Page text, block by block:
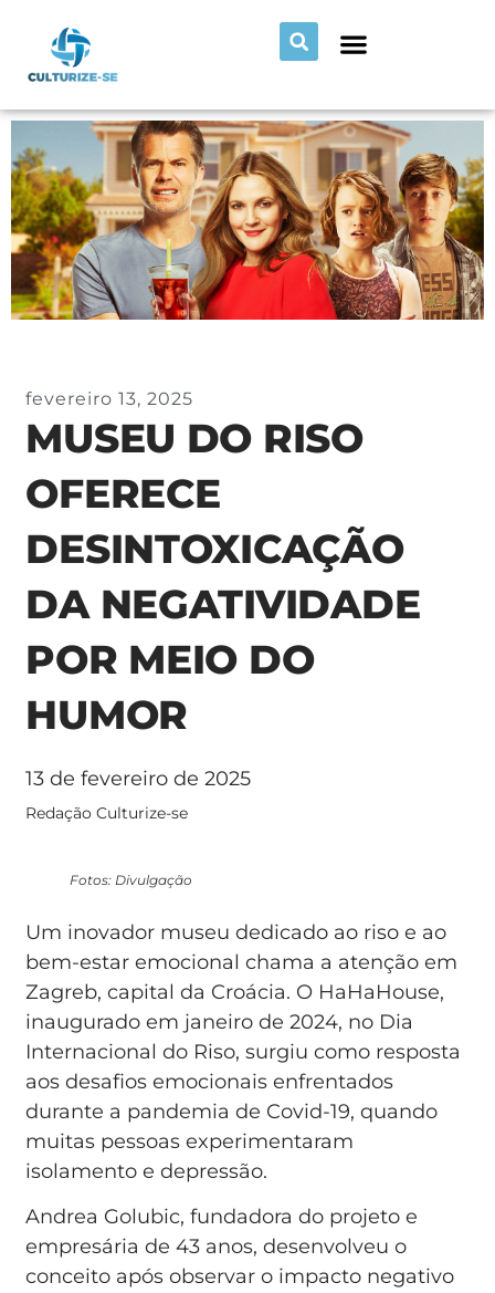
fevereiro 13, 2025
MUSEU DO RISO
OFERECE
DESINTOXICAÇÃO
DA NEGATIVIDADE
POR MEIO DO
HUMOR
13 de fevereiro de 2025
Redação Culturize-se
Fotos: Divulgação
Um inovador museu dedicado ao riso e ao
bem-estar emocional chama a atenção em
Zagreb, capital da Croácia. O HaHaHouse,
inaugurado em janeiro de 2024, no Dia
Internacional do Riso, surgiu como resposta
aos desafios emocionais enfrentados
durante a pandemia de Covid-19, quando
muitas pessoas experimentaram
isolamento e depressão.
Andrea Golubic, fundadora do projeto e
empresária de 43 anos, desenvolveu o
conceito após observar o impacto negativo